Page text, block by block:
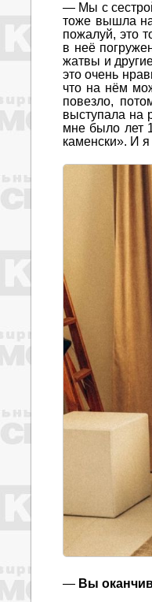
— Мы с
тоже вышла
пожалуй, это
в неё
жатвы и
это очень
что на нём
повезло,
выступала на
мне было лет
каменски». И
— Вы